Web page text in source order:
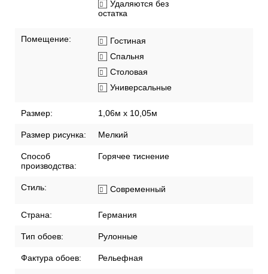
Удаляются без
остатка
Помещение:
Гостиная
Спальня
Столовая
Универсальные
Размер: 1,06м х 10,05м
Размер рисунка: Мелкий
Способ
производства:
Горячее тиснение
Стиль: Современный
Страна: Германия
Тип обоев: Рулонные
Фактура обоев: Рельефная